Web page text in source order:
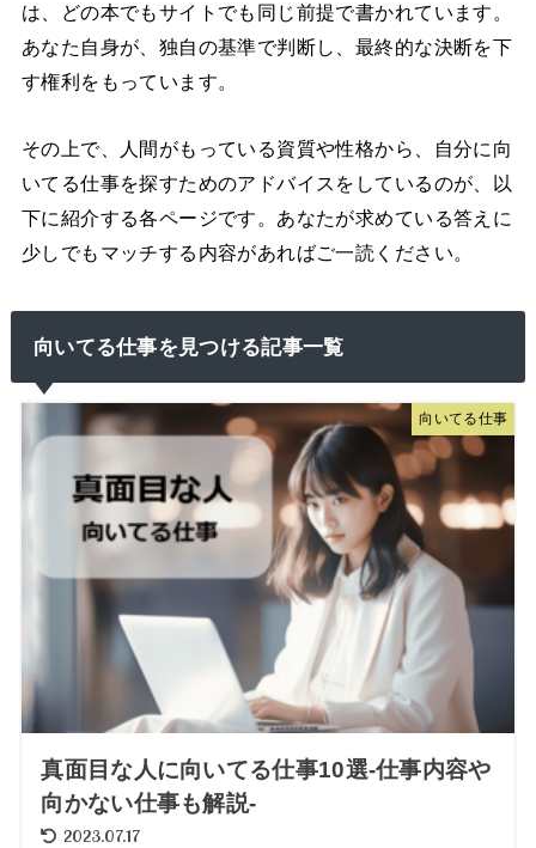
は、どの本でもサイトでも同じ前提で書かれています。
あなた自身が、独自の基準で判断し、最終的な決断を下
す権利をもっています。
その上で、人間がもっている資質や性格から、自分に向
いてる仕事を探すためのアドバイスをしているのが、以
下に紹介する各ページです。あなたが求めている答えに
少しでもマッチする内容があればご一読ください。
向いてる仕事を見つける記事一覧
向いてる仕事
真面目な人に向いてる仕事10選-仕事内容や
向かない仕事も解説-
2023.07.17